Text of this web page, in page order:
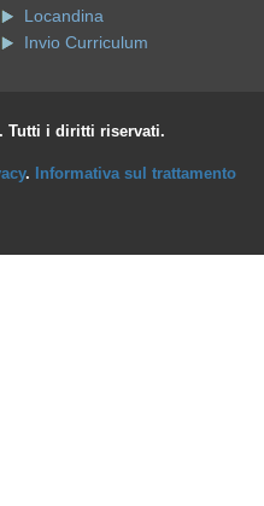
Locandina
Invio Curriculum
Tutti i diritti riservati.
. Informativa sul trattamento